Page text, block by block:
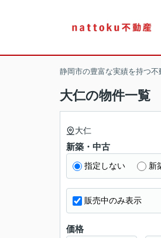
静岡市の豊富な実績を持つ
大仁の物件一覧
大仁
新築・中古
指定しない 新
販売中のみ表示
価格